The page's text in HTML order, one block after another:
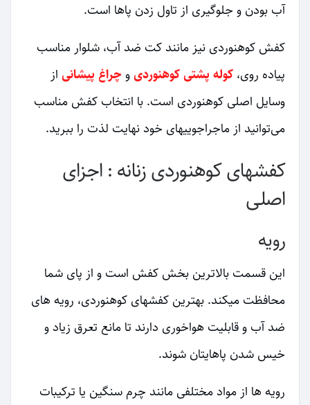
آب بودن و جلوگیری از تاول زدن پاها است.
کفش کوهنوردی نیز مانند کت ضد آب، شلوار مناسب
پیاده روی، کوله پشتی کوهنوردیوچراغ پیشانی از
وسایل اصلی کوهنوردی است. با انتخاب کفش مناسب
می‌توانید از ماجراجوییهای خود نهایت لذت را ببرید.
کفشهای کوهنوردی زنانه : اجزای
اصلی
رویه
این قسمت بالاترین بخش کفش است و از پای شما
محافظت میکند. بهترین کفشهای کوهنوردی، رویه های
ضد آب و قابلیت هواخوری دارند تا مانع تعرق زیاد و
خیس شدن پاهایتان شوند.
رویه ها از مواد مختلفی مانند چرم سنگین یا ترکیبات